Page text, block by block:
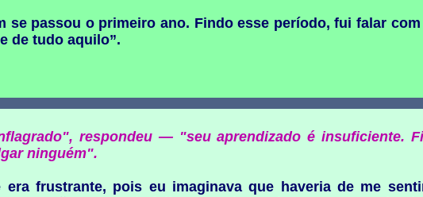
se passou o primeiro ano. Findo esse período, fui falar
de tudo aquilo”.
respondeu — "seu aprendizado é insuficiente.
ninguém".
frustrante, pois eu imaginava que haveria de me